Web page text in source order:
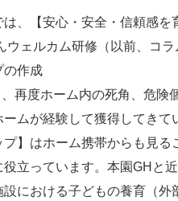
は、【安心・安全・信頼感
ウェルカム研修（以前、コラ
の作成
再度ホーム内の死角、危険
ムが経験して獲得してきて
プ】はホーム携帯からも見
立っています。本園GHと
設における子どもの養育（